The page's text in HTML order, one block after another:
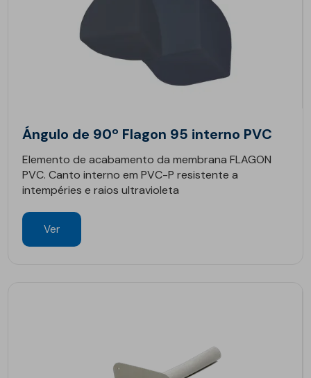
Ángulo de 90º Flagon 95 interno PVC
Elemento de acabamento da membrana FLAGON
PVC. Canto interno em PVC-P resistente a
intempéries e raios ultravioleta
Ver